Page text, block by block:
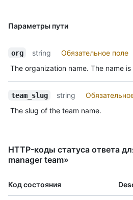
Параметры пути
org string
Обязательное поле
The organization name. The name
team_slug string
The slug of the team name.
HTTP-коды статуса ответа
manager team»
Код состояния